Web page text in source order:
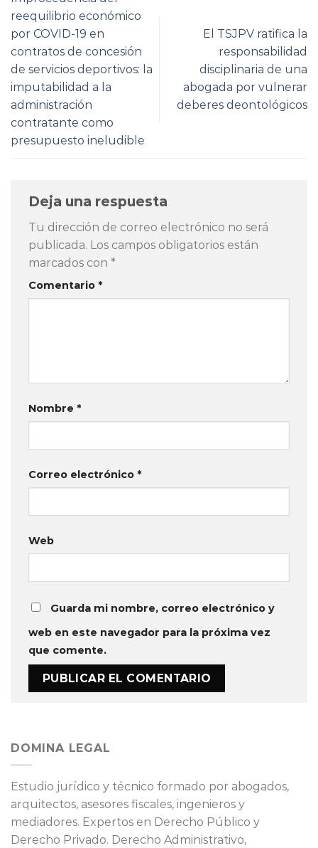
reequilibrio económico
por COVID-19 en
contratos de concesión
de servicios deportivos: la
imputabilidad a la
administración
contratante como
presupuesto ineludible
El TSJPV ratifica la
responsabilidad
disciplinaria de una
abogada por vulnerar
deberes deontológicos
Deja una respuesta
Tu dirección de correo electrónico no será
publicada. Los campos obligatorios están
marcados con *
Comentario *
Nombre *
Correo electrónico *
Web
Guarda mi nombre, correo electrónico y
web en este navegador para la próxima vez
que comente.
DOMINA LEGAL
Estudio jurídico y técnico formado por abogados,
arquitectos, asesores fiscales, ingenieros y
mediadores. Expertos en Derecho Público y
Derecho Privado. Derecho Administrativo,